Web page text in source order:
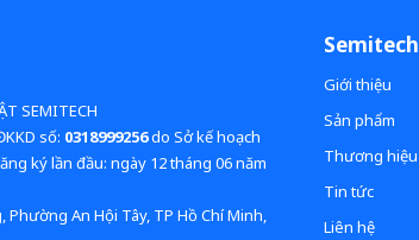
SEMITECH
số: 0318999256do Sở kế hoạch
ký lần đầu: ngày 12 tháng 06 năm
Phường An Hội Tây, TP Hồ Chí Minh,
Semitech
Giới thiệu
Sản phẩm
Thương hiệu
Tin tức
Liên hệ